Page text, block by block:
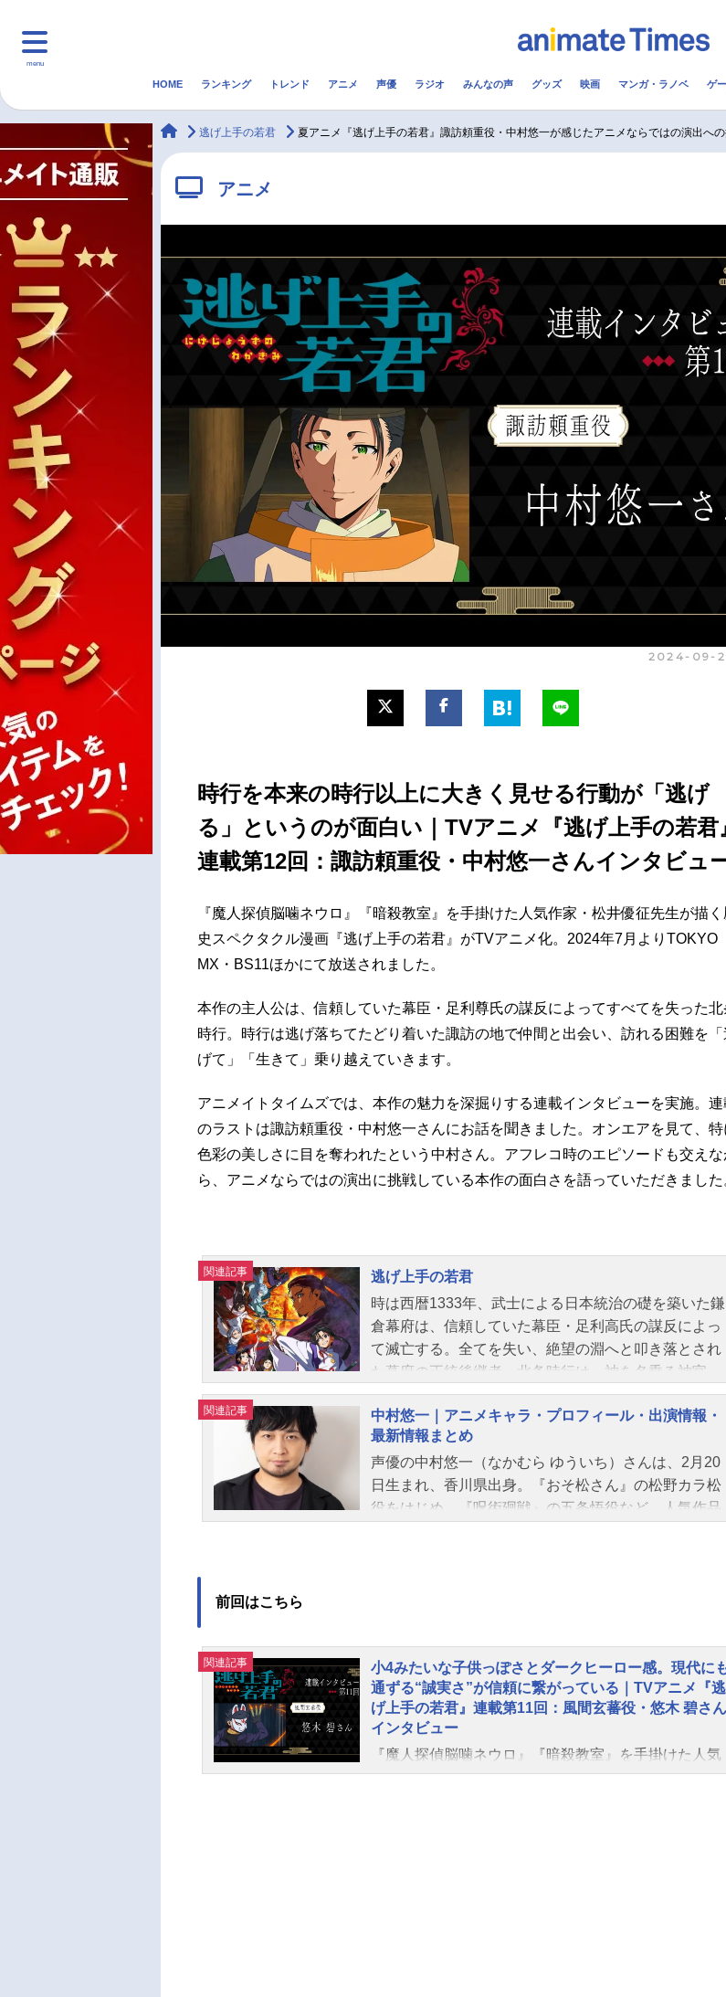
menu
マンガ・ラノベ ゲーム・アプリ
声優記事一覧
今
春
HOME ランキング トレンド アニメ 声優 ラジオ みんなの声 グッズ 映画 マンガ・ラノベ ゲ
animateTimes
逃げ上手の若君 夏アニメ『逃げ上手の若君』諏訪頼重役・中村悠一が感じたアニメならではの演出へ
アニメ
2024-09-
時行を本来の時行以上に大きく見せる行動が「逃げ
る」というのが面白い｜TVアニメ『逃げ上手の若君
連載第12回：諏訪頼重役・中村悠一さんインタビュ
『魔人探偵脳噛ネウロ』『暗殺教室』を手掛けた人気作家・松井優征先生が描
史スペクタクル漫画『逃げ上手の若君』がTVアニメ化。2024年7月よりTOKYO
MX・BS11ほかにて放送されました。
本作の主人公は、信頼していた幕臣・足利尊氏の謀反によってすべてを失った北
時行。時行は逃げ落ちてたどり着いた諏訪の地で仲間と出会い、訪れる困難を「
げて」「生きて」乗り越えていきます。
アニメイトタイムズでは、本作の魅力を深掘りする連載インタビューを実施。連
のラストは諏訪頼重役・中村悠一さんにお話を聞きました。オンエアを見て、特
色彩の美しさに目を奪われたという中村さん。アフレコ時のエピソードも交えな
ら、アニメならではの演出に挑戦している本作の面白さを語っていただきました
関連記事
逃げ上手の若君
時は西暦1333年、武士による日本統治の礎を築いた鎌
倉幕府は、信頼していた幕臣・足利高氏の謀反によっ
て滅亡する。全てを失い、絶望の淵へと叩き落とされ
た幕府の正統後継者・北条時行は、神を名乗る神官・
諏訪頼重の手引きで燃え落ちる鎌倉を脱出するのだっ
た…。逃げ落ちてたどり着いた諏訪の地で、信頼でき
る仲間と出会い、鎌倉奪還の力を蓄えていく時行。時
代が移ろう大きなうねりを、「戦って」「死ぬ」武士
の生き様とは反対に「逃げて」「生きる」ことで乗り
越えていく。英雄ひしめく乱世で繰り広げられる、時
蕃：悠木碧吹雪：戸谷菊之介諏訪頼重：中村悠一足利
高氏：小西克幸小笠原貞宗：青山穣諏訪盛高：石黒史
剛市河助房：山本高広瘴奸：東地宏樹スタッフ原作：
松井優征（集英社「週刊少年ジャンプ」連載）監督：
山﨑雄太シリーズ構成：冨田頼子キャラクターデザイ
ン：西谷泰史副監督：川上雄介プロップデザイン：よ
関連記事
中村悠一｜アニメキャラ・プロフィール・出演情報・
最新情報まとめ
声優の中村悠一（なかむら ゆういち）さんは、2月20
日生まれ、香川県出身。『おそ松さん』の松野カラ松
役をはじめ、『呪術廻戦』の五条悟役など、人気作品
前回はこちら
関連記事
小4みたいな子供っぽさとダークヒーロー感。現代に
通ずる“誠実さ”が信頼に繋がっている｜TVアニメ『逃
げ上手の若君』連載第11回：風間玄蕃役・悠木 碧さん
インタビュー
『魔人探偵脳噛ネウロ』『暗殺教室』を手掛けた人気
作家・松井優征先生が描く歴史スペクタクル漫画『逃
TVアニメ『戦隊大失格』
radio 大直会 2nd season
ハイキュ